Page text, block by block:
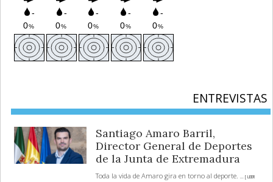
ENTREVISTAS
Santiago Amaro Barril,
Director General de Deportes
de la Junta de Extremadura
Toda la vida de Amaro gira en torno al deporte.
... [ LEER